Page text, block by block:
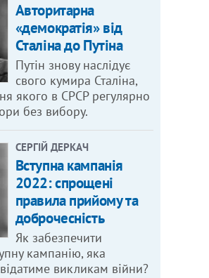
Авторитарна
«демократія» від
Сталіна до Путіна
Путін знову наслідує
свого кумира Сталіна,
якого в СРСР регулярно
без вибору.
СЕРГІЙ ДЕРКАЧ
Вступна кампанія
2022: спрощені
правила прийому та
доброчесність
Як забезпечити
кампанію, яка
викликам війни?